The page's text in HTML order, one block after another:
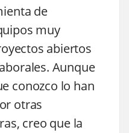
de
muy
abiertos
Aunque
conozco lo han
otras
creo que la